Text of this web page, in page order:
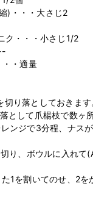
)・・・大さじ2
ク・・・小さじ1/2
・適量
り落としておきます
として爪楊枝で数ヶ
ンジで3分程、ナス
り、ボウルに入れて
1を割いてのせ、2を